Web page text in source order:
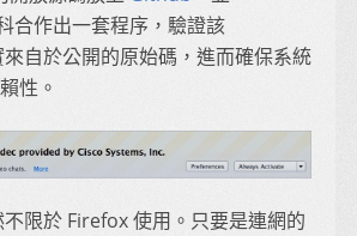
合作出一套程序，驗證該
自於公開的原始碼，進而確保系統
性。
限於 Firefox 使用。只要是連網的